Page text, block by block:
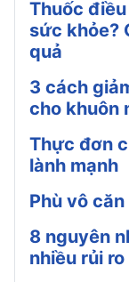
Thuốc
sức khỏe?
quả
3 cách
cho khuôn
Thực đơn
lành mạnh
Phù vô căn
8 nguyên
nhiều rủi ro